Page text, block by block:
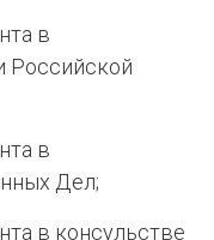
в
Российской
в
Дел;
в консульстве